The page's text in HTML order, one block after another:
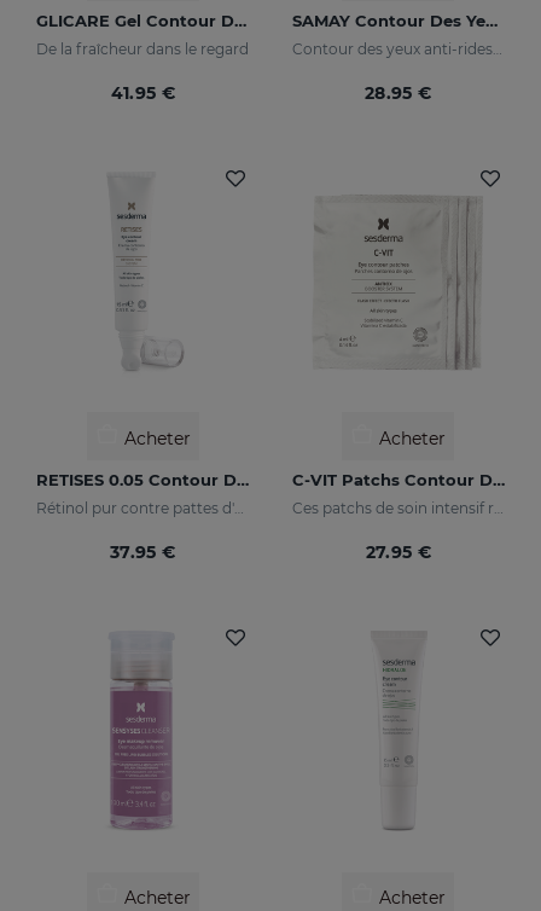
GLICARE Gel Contour Des Yeux Et Des Lèvres
De la fraîcheur dans le regard
41.95 €
SAMAY Contour Des Yeux
Contour des yeux anti-rides pour peaux sensibles
28.95 €
Acheter
RETISES 0.05 Contour Des Yeux
Rétinol pur contre pattes d'oie
37.95 €
Acheter
C-VIT Patchs Contour Des Yeux
Ces patchs de soin intensif redonneront à votre regard un aspect éclatant de santé et rehausseront son éclat
27.95 €
Acheter Acheter